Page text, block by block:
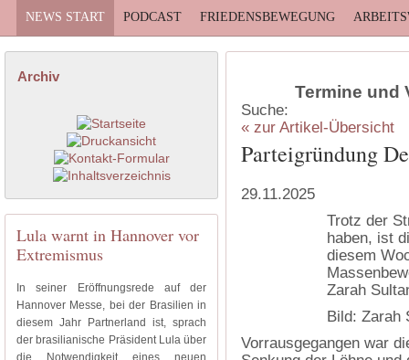
NEWS START PODCAST FRIEDENSBEWEGUNG
Archiv
Lula warnt in Hannover vor
Extremismus
In seiner Eröffnungsrede auf der
Hannover Messe, bei der Brasilien in
diesem Jahr Partnerland ist, sprach
der brasilianische Präsident Lula über
die Notwendigkeit eines neuen
Termine und
Suche:
« zur Artikel-Übersicht
Parteigründung
29.11.2025
Trotz der
haben, ist
diesem
Zarah
Bild: Zarah
Vorrausgegangen war